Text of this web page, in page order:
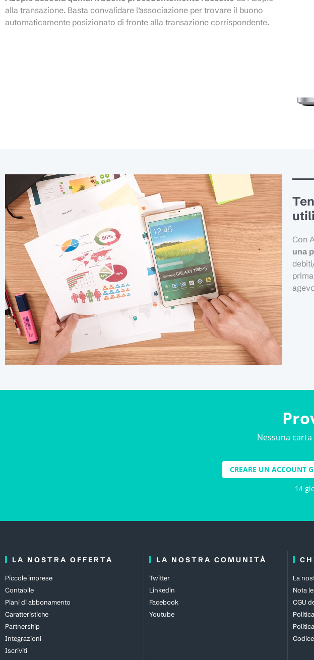
alla transazione. Basta convalidare l’associazione per trovare il buono
automaticamente posizionato di fronte alla transazione corrispondente.
Con
una
Nessuna
CREARE UN ACCOUNT
14
LA NOSTRA OFFERTA
Piccole imprese
Contabile
Piani di abbonamento
Caratteristiche
Partnership
Integrazioni
Iscriviti
LA NOSTRA COMUNITÀ
Twitter
Linkedin
Facebook
Youtube
La
Nota
CGU